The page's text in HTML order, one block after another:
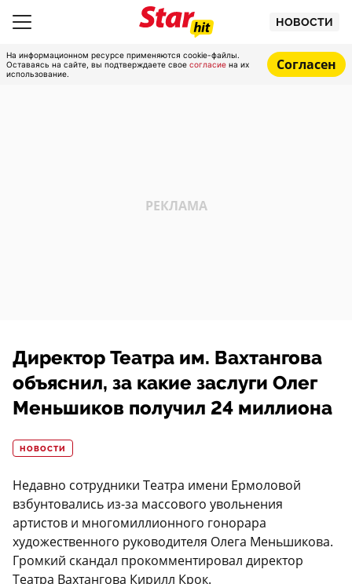
НОВОСТИ
На информационном ресурсе применяются cookie-файлы.
Оставаясь на сайте, вы подтверждаете свое согласие на их
использование.
Согласен
Директор Театра им. Вахтангова
объяснил, за какие заслуги Олег
Меньшиков получил 24 миллиона
НОВОСТИ
Недавно сотрудники Театра имени Ермоловой
взбунтовались из-за массового увольнения
артистов и многомиллионного гонорара
художественного руководителя Олега Меньшикова.
Громкий скандал прокомментировал директор
Театра Вахтангова Кирилл Крок.